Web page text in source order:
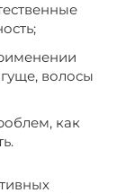
волосы
как